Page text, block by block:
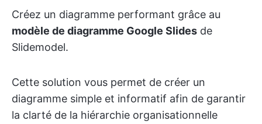
Créez un diagramme performant grâce au
modèle de diagramme Google Slides de
Slidemodel.
Cette solution vous permet de créer un
diagramme simple et informatif afin de garantir
la clarté de la hiérarchie organisationnelle